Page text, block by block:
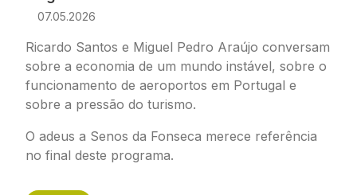
07.05.2026
Ricardo Santos e Miguel Pedro Araújo conversam
sobre a economia de um mundo instável, sobre o
funcionamento de aeroportos em Portugal e
sobre a pressão do turismo.
O adeus a Senos da Fonseca merece referência
no final deste programa.